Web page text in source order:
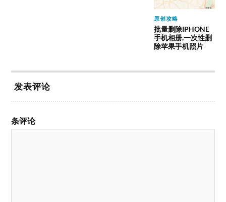
原创攻略
批量删除IPHONE
手机相册,一次性删
除苹果手机照片
发表评论
条评论